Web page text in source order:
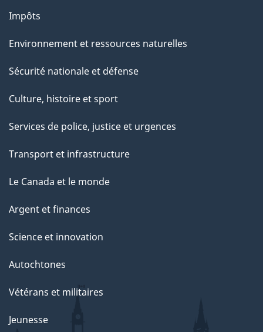
Impôts
Environnement et ressources naturelles
Sécurité nationale et défense
Culture, histoire et sport
Services de police, justice et urgences
Transport et infrastructure
Le Canada et le monde
Argent et finances
Science et innovation
Autochtones
Vétérans et militaires
Jeunesse